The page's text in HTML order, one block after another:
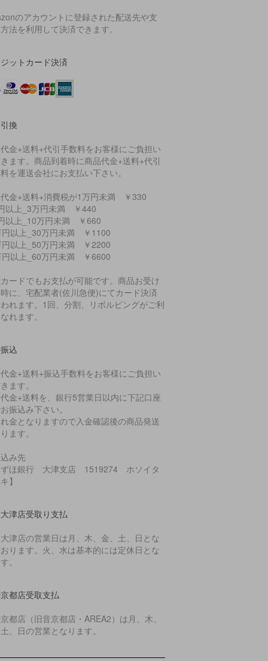
のアカウントに登録された配送先や支
法を利用して決済できます。
ットカード決済
換
金+送料+代引手数料をお客様にご負担い
ます。商品到着時に商品代金+送料+代引
を運送会社にお支払い下さい。
金+送料+消費税が1万円未満 ￥330
以上_3万円未満 ￥440
以上_10万円未満 ￥660
円以上_30万円未満 ￥1100
円以上_50万円未満 ￥2200
円以上_60万円未満 ￥6600
ードでもお支払が可能です。商品お受け
に、宅配業者(佐川急便)にてカード決済
れます。1回、分割、リボルビングがご利
れます。
込
金+送料+振込手数料をお客様にご負担い
ます。
金+送料を、銀行5営業日以内に下記口座
振込み下さい。
金となりますので入金確認後の商品発送
ます。
み先
ずほ銀行 大津支店 1519274 ホソイタ
】
津店受取り支払
津店の営業日は月、木、金、土、日とな
ります。火、水は基本的には定休日とな
。
都店受取支払
都店（旧音京都店・AREA2）は月、木、
、日の営業となります。